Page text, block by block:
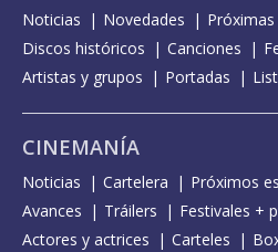
Noticias Novedades
Discos históricos
Canciones
Artistas y grupos
Portadas
CINEMANÍA
Noticias Cartelera Próximos
Avances
Tráilers
Festivales +
Actores y actrices
Carteles